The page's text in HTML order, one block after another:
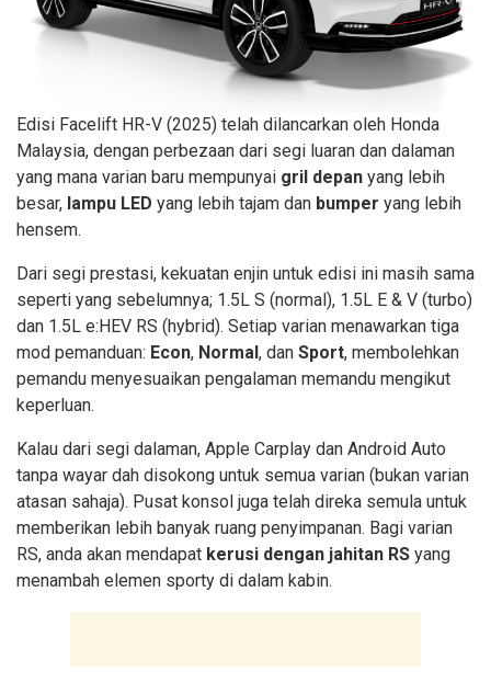
Edisi Facelift HR-V (2025) telah dilancarkan oleh Honda
Malaysia, dengan perbezaan dari segi luaran dan dalaman
yang mana varian baru mempunyai gril depan yang lebih
besar, lampu LED yang lebih tajam dan bumper yang lebih
hensem.
Dari segi prestasi, kekuatan enjin untuk edisi ini masih sama
seperti yang sebelumnya; 1.5L S (normal), 1.5L E & V (turbo)
dan 1.5L e:HEV RS (hybrid). Setiap varian menawarkan tiga
mod pemanduan: Econ, Normal , dan Sport, membolehkan
pemandu menyesuaikan pengalaman memandu mengikut
keperluan.
Kalau dari segi dalaman, Apple Carplay dan Android Auto
tanpa wayar dah disokong untuk semua varian (bukan varian
atasan sahaja). Pusat konsol juga telah direka semula untuk
memberikan lebih banyak ruang penyimpanan. Bagi varian
RS, anda akan mendapat kerusi dengan jahitan RS yang
menambah elemen sporty di dalam kabin.